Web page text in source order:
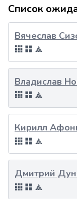
Список
Вячеслав
Владислав
Кирилл
Дмитрий